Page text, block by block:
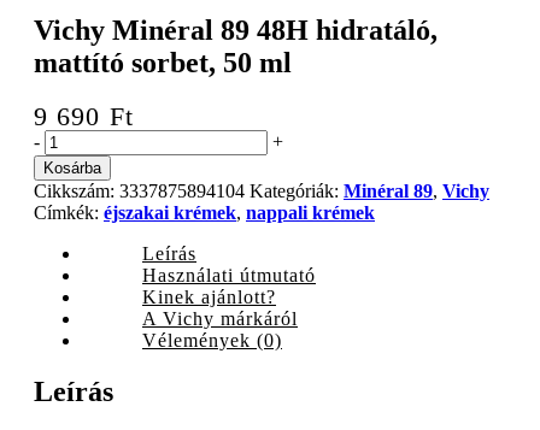
Vichy Minéral 89 48H hidratáló,
mattító sorbet, 50 ml
9 690 Ft
Vichy
Minéral
89
48H
hidratáló,
mattító
sorbet,
quantity
- +
Kosárba
Cikkszám: 3337875894104 Kategóriák: Minéral 89, Vichy
Címkék: éjszakai krémek, nappali krémek
Leírás
Használati útmutató
Kinek ajánlott?
A Vichy márkáról
Vélemények (0)
Leírás